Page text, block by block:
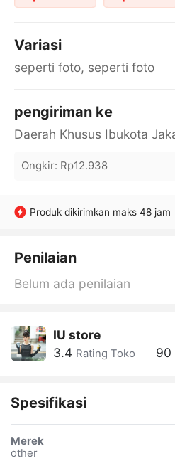
Variasi
seperti foto, seperti foto
pengiriman ke
Ongkir: Rp12.938
Produk dikirimkan maks 48 jam
Penilaian
Belum ada penilaian
IU store
3.4 Rating Toko 90
Spesifikasi
Merek
other